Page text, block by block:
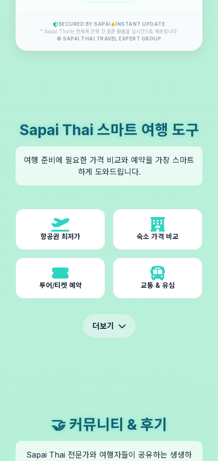
SECURED BY SAPAI
INSTANT UPDATE
* Sapai Thai는 전세계 은행 간 표준 환율을 실시간으로 제공합니다.
© SAPAI THAI TRAVEL EXPERT GROUP
Sapai Thai 스마트 여행 도구
여행 준비에 필요한 가격 비교와 예약을 가장 스마트
하게 도와드립니다.
항공권 최저가 숙소 가격 비교
투어/티켓 예약 교통 & 유심
더보기
🤝 커뮤니티 & 후기
Sapai Thai 전문가와 여행자들이 공유하는 생생하